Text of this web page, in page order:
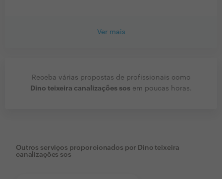
Ver mais
Receba várias propostas de profissionais como
Dino teixeira canalizações sos em poucas horas.
Outros serviços proporcionados por Dino teixeira
canalizações sos